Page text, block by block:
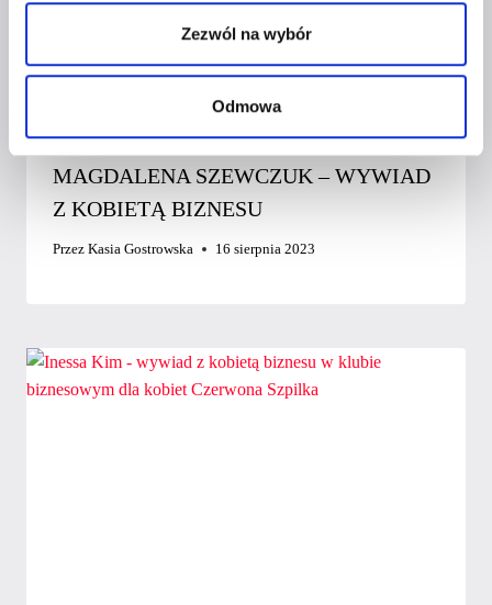
Zezwól na wybór
Odmowa
MAGDALENA SZEWCZUK – WYWIAD
Z KOBIETĄ BIZNESU
Przez Kasia Gostrowska 16 sierpnia 2023